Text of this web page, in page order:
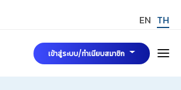
EN TH
เข้าสู่ระบบ/ทำเนียบสมาชิก